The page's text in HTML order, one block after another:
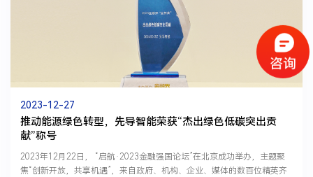
2023-12-27
推动能源绿色转型，先导智能荣获“杰出绿色低碳突出贡
献”称号
2023年12月22日， “启航·2023金融强国论坛”在北京成功举办，主题聚
焦“创新开放，共享机遇”，来自政府、机构、企业、媒体的数百位精英齐